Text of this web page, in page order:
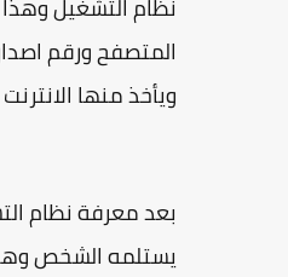
ويأخذ منها
بعد معرفة نظام
يستلمه الشخص